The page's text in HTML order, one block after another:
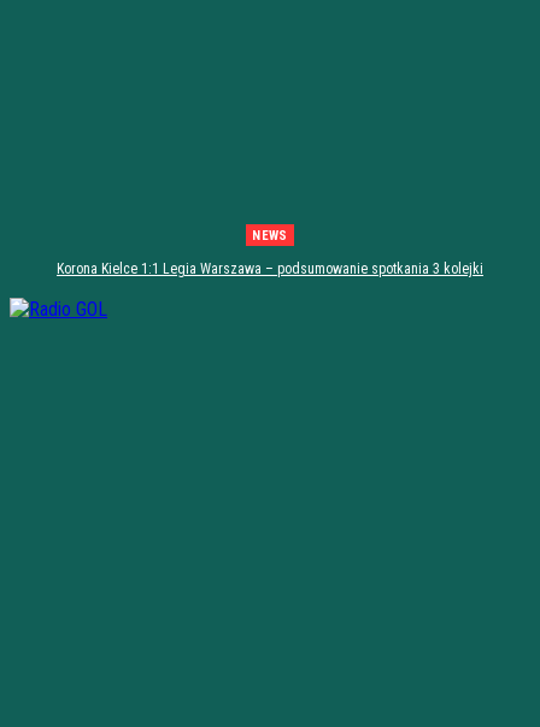
NEWS
Korona Kielce 1:1 Legia Warszawa – podsumowanie spotkania 3 kolejki